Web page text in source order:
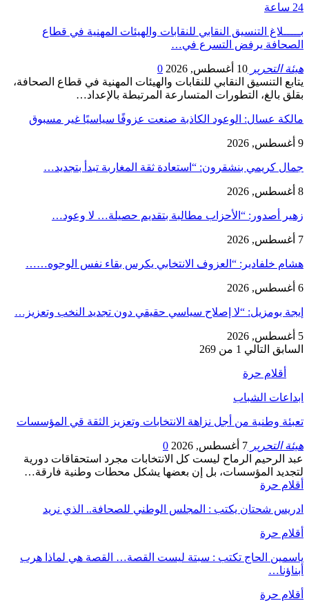
24 ساعة
بـــــلاغ التنسيق النقابي للنقابات والهيئات المهنية في قطاع
الصحافة يرفض التسرع في…
هيئة التحرير 10 أغسطس, 2026
0
يتابع التنسيق النقابي للنقابات والهيئات المهنية في قطاع الصحافة،
بقلق بالغ، التطورات المتسارعة المرتبطة بالإعداد…
مالكة عسال: الوعود الكاذبة صنعت عزوفًا سياسيًا غير مسبوق
9 أغسطس, 2026
جمال كريمي بنشقرون: “استعادة ثقة المغاربة تبدأ بتجديد…
8 أغسطس, 2026
زهير أصدور: “الأحزاب مطالبة بتقديم حصيلة… لا وعود…
7 أغسطس, 2026
هشام خلفادير: “العزوف الانتخابي يكرس بقاء نفس الوجوه……
6 أغسطس, 2026
إيجة بومزيل: “لا إصلاح سياسي حقيقي دون تجديد النخب وتعزيز…
5 أغسطس, 2026
السابق التالي 1 من 269
أقلام حرة
ابداعات الشباب
تعبئة وطنية من أجل نزاهة الانتخابات وتعزيز الثقة قي المؤسسات
هيئة التحرير 7 أغسطس, 2026
0
عبد الرحيم الرماح ليست كل الانتخابات مجرد استحقاقات دورية
لتجديد المؤسسات، بل إن بعضها يشكل محطات وطنية فارقة…
أقلام حرة
ادريس شحتان يكتب : المجلس الوطني للصحافة.. الذي نريد
أقلام حرة
ياسمين الحاج تكتب : سبتة ليست القصة… القصة هي لماذا هرب
أبناؤنا…
أقلام حرة